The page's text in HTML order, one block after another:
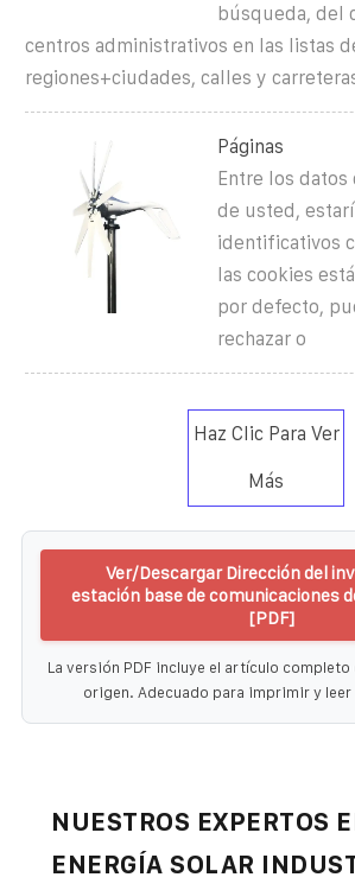
búsqueda, del
centros administrativos en las listas
regiones+ciudades, calles y
Páginas
Entre los
de usted,
identificativos
las cookies
por defecto,
rechazar o
Haz Clic Para Ver
Más
Ver/Descargar Dirección del
estación base de comunicaciones
[PDF]
La versión PDF incluye el artículo
origen. Adecuado para imprimir y
NUESTROS EXPERTOS
ENERGÍA SOLAR